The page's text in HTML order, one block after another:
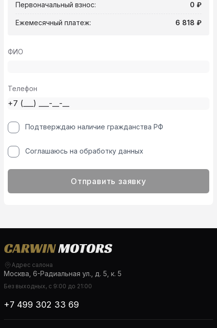
Первоначальный взнос: 0 ₽
Ежемесячный платеж: 6 818 ₽
ФИО
Телефон
Подтверждаю наличие гражданства РФ
Соглашаюсь на обработку данных
Отправить заявку
Адрес салона
Москва, 6-Радиальная ул., д. 5, к. 5
Без выходных, с 9:00 до 21:00
+7 499 302 33 69